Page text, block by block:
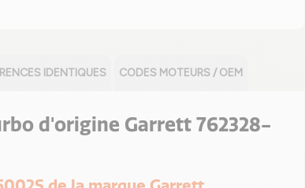
IDENTIQUES CODES MOTEURS / OEM
d'origine Garrett 762328-